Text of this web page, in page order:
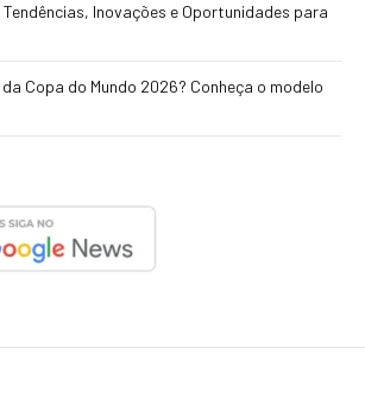
Inovações e Oportunidades para
Copa do Mundo 2026? Conheça o modelo